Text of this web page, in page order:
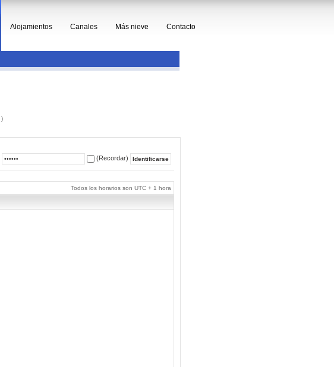
Alojamientos Canales Más nieve Contacto
)
(Recordar)
Todos los horarios son UTC + 1 hora